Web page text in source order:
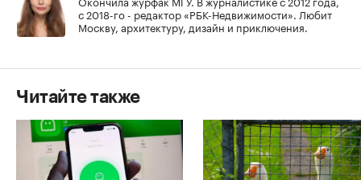
с 2018-го - редактор «РБК-Недвижимости». Любит
Москву, архитектуру, дизайн и приключения.
Читайте также